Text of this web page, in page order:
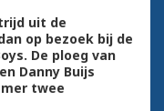
uit de
op bezoek bij de
De ploeg van
Danny Buijs
twee